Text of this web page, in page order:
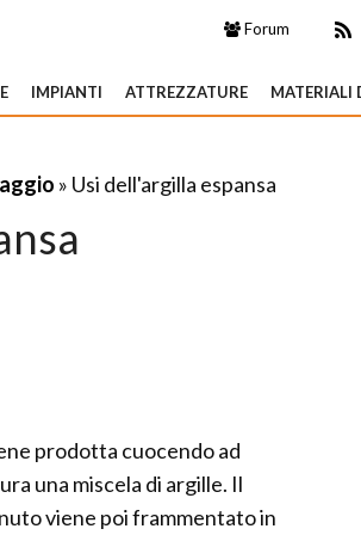
Forum
IMPIANTI ATTREZZATURE MATERIALI
» Usi dell'argilla espansa
prodotta cuocendo ad
una miscela di argille. Il
viene poi frammentato in